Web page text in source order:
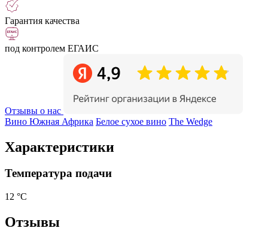
Гарантия качества
под контролем ЕГАИС
Отзывы о нас
Вино Южная Африка Белое сухое вино The Wedge
Характеристики
Температура подачи
12 °С
Отзывы